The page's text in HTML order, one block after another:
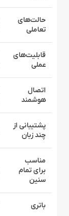
حالت‌های
تعاملی
قابلیت‌های
عملی
اتصال
هوشمند
پشتیبانی از
چند زبان
مناسب
برای تمام
سنین
باتری